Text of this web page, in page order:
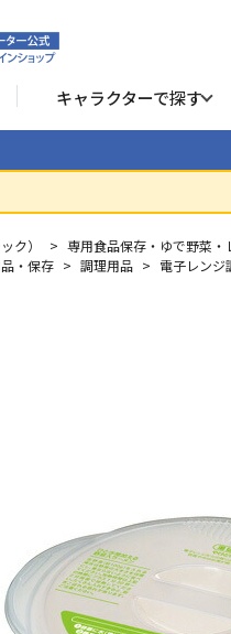
キャラクターで探す
ク） > 専用食品保存・ゆで野菜・
・保存 > 調理用品 > 電子レンジ